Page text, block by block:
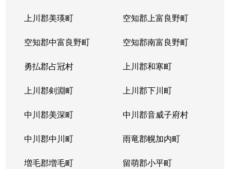
上川郡美瑛町 空知郡上富良野町
空知郡中富良野町 空知郡南富良野町
勇払郡占冠村 上川郡和寒町
上川郡剣淵町 上川郡下川町
中川郡美深町 中川郡音威子府村
中川郡中川町 雨竜郡幌加内町
増毛郡増毛町 留萌郡小平町